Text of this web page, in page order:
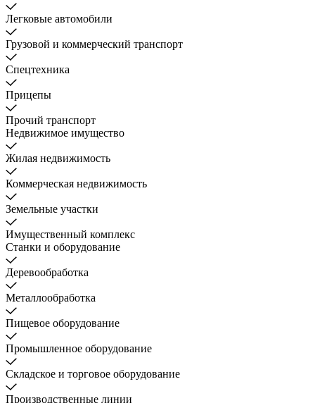
Легковые автомобили
Грузовой и коммерческий транспорт
Спецтехника
Прицепы
Прочий транспорт
Недвижимое имущество
Жилая недвижимость
Коммерческая недвижимость
Земельные участки
Имущественный комплекс
Станки и оборудование
Деревообработка
Металлообработка
Пищевое оборудование
Промышленное оборудование
Складское и торговое оборудование
Производственные линии